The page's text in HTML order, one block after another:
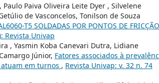
Paiva Oliveira Leite Dyer , Silvelene
de Vasconcelos, Tonilson de Souza
T5 SOLDADAS POR PONTOS DE FRICÇÃO
Revista Univap
, Yasmin Koba Canevari Dutra, Lidiane
Júnior, Fatores associados à
em turnos , Revista Univap: v. 32 n. 74